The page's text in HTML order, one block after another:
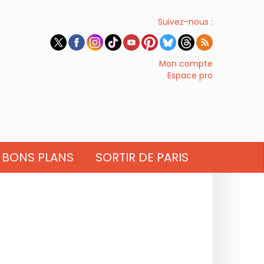
Suivez-nous :
Mon compte
Espace pro
BONS PLANS SORTIR DE PARIS